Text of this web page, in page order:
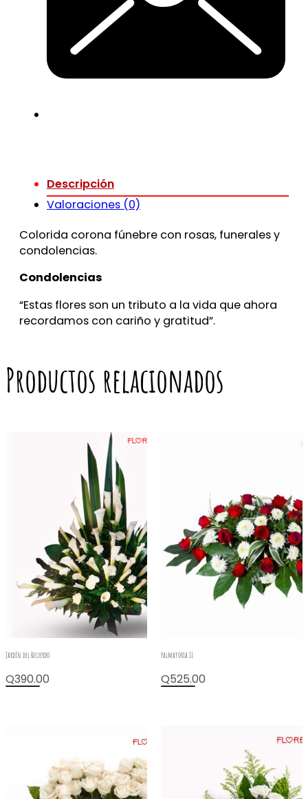
Descripción
Valoraciones (0)
Colorida corona fúnebre con rosas, funerales y
condolencias.
Condolencias
“Estas flores son un tributo a la vida que ahora
recordamos con cariño y gratitud”.
Productos relacionados
Jardín del Recuerdo
Q390.00
Palmatoria II
Q525.00